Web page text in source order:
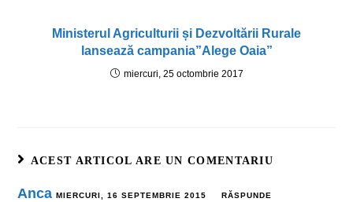
Ministerul Agriculturii și Dezvoltării Rurale
lansează campania”Alege Oaia”
miercuri, 25 octombrie 2017
ACEST ARTICOL ARE UN COMENTARIU
Anca MIERCURI, 16 SEPTEMBRIE 2015 RĂSPUNDE